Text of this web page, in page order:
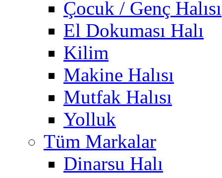
Çocuk / Genç Halısı
El Dokuması Halı
Kilim
Makine Halısı
Mutfak Halısı
Yolluk
Tüm Markalar
Dinarsu Halı